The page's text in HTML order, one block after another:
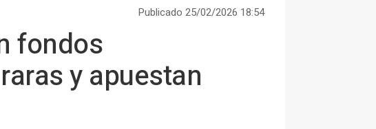
Publicado 25/02/2026 18:54
fondos
y apuestan